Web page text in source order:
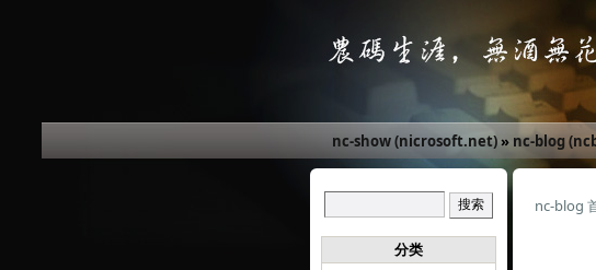
nc-show (nicrosoft.net)» nc-blog
分类
nc-blog